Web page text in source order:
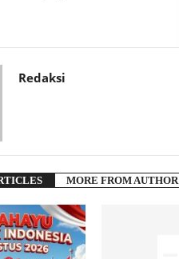
Redaksi
MORE FROM AUTHOR